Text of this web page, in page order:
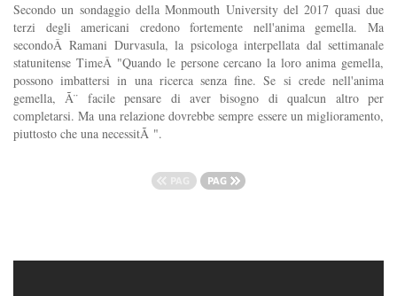
Secondo un sondaggio della Monmouth University del 2017 quasi due
terzi degli americani credono fortemente nell'anima gemella. Ma
secondoÂ Ramani Durvasula, la psicologa interpellata dal settimanale
statunitense TimeÂ "Quando le persone cercano la loro anima gemella,
possono imbattersi in una ricerca senza fine. Se si crede nell'anima
gemella, Ã¨ facile pensare di aver bisogno di qualcun altro per
completarsi. Ma una relazione dovrebbe sempre essere un miglioramento,
piuttosto che una necessitÃ ".